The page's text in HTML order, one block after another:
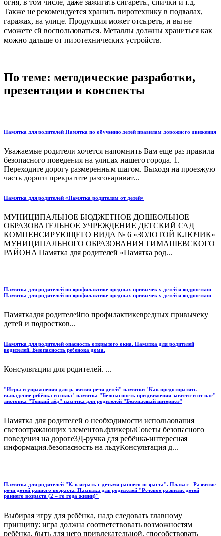
огня, в том числе, даже зажигать сигареты, спички и т.д.
Также не рекомендуется хранить пиротехнику в подвалах,
гаражах, на улице. Продукция может отсыреть, и вы не
сможете ей воспользоваться. Металлы должны храниться как
можно дальше от пиротехнических устройств.
По теме: методические разработки,
презентации и конспекты
Памятка для родителей Памятка по обучению детей правилам дорожного движения
Уважаемые родители хочется напомнить Вам еще раз правила
безопасного поведения на улицах нашего города. 1.
Переходите дорогу размеренным шагом. Выходя на проезжую
часть дороги прекратите разговариват...
Памятка для родителей «Памятка родителям от детей»
МУНИЦИПАЛЬНОЕ БЮДЖЕТНОЕ ДОШЕОЛЬНОЕ
ОБРАЗОВАТЕЛЬНОЕ УЧРЕЖДЕНИЕ ДЕТСКИЙ САД
КОМПЕНСИРУЮЩЕГО ВИДА № 6 «ЗОЛОТОЙ КЛЮЧИК»
МУНИЦИПАЛЬНОГО ОБРАЗОВАНИЯ ТИМАШЕВСКОГО
РАЙОНА Памятка для родителей «Памятка род...
Памятка для родителей по профилактике вредных привычек у детей и подростков
Памятка для родителей по профилактике вредных привычек у детей и подростков
Памяткадля родителейпо профилактикевредных привычеку
детей и подростков...
Памятка для родителей опасность открытого окна. Памятка для родителей
водителей. Безопасность ребенока дома.
Консультации для родителей. ...
"Игры и упражнения для развития речи детей" памятки "Как предотвратить
выпадение ребёнка из окна" памятка "Безопасность при движении зависит и от вас"
листовка "Тонкий лёд" памятка для родителей "Безопасный интернет"
Памятка для родителей о необходимости использования
светоотражающих элементов.фликерыСоветы безопасного
поведения на дороге3Д-ручка для ребёнка-интересная
информация.безопасность на льдуКонсультация д...
Памятка для родителей "Как играть с детьми раннего возраста". Плакат - Развитие
речи детей раннего возраста. Памятка для родителей "Речевое развитие детей
раннего возраста (2 – го года жизни)"
Выбирая игру для ребёнка, надо следовать главному
принципу: игра должна соответствовать возможностям
ребёнка, быть для него привлекательной, способствовать